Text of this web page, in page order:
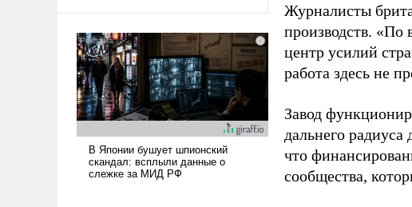
псевдонаучной фантастики,
стало всерьез обсуждаемой
идеей.
Журналисты
производств. «По
центр усилий
работа здесь не
Завод
дальнего
что
сообщества,